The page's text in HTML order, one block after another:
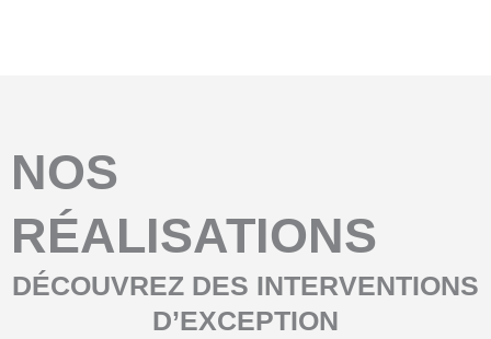
NOS
RÉALISATIONS
DÉCOUVREZ DES INTERVENTIONS
D’EXCEPTION